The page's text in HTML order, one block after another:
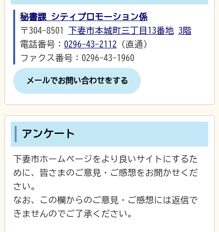
秘書課 シティプロモーション係
〒304-8501 下妻市本城町三丁目13番地 3階
電話番号： 0296-43-2112 （直通）
ファクス番号：0296-43-1960
メールでお問い合わせをする
アンケート
下妻市ホームページをより良いサイトにするた
めに、皆さまのご意見・ご感想をお聞かせくだ
さい。
なお、この欄からのご意見・ご感想には返信で
きませんのでご了承ください。